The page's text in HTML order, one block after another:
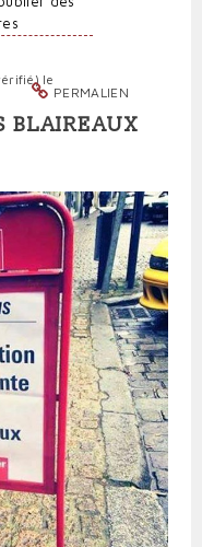
PERMALIEN
le
BLAIREAUX